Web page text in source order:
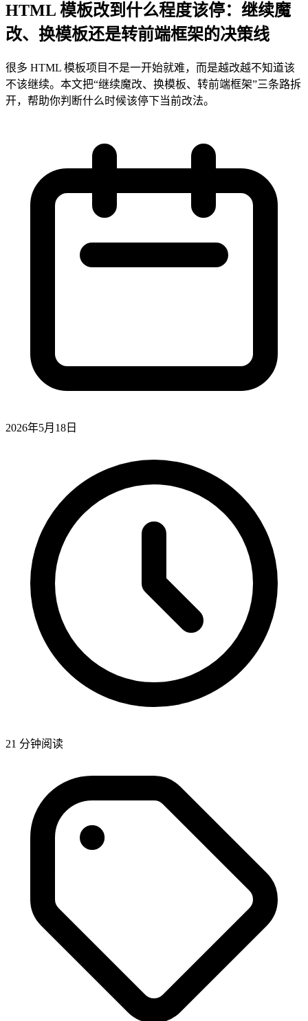
HTML 模板改到什么程度该停：继续魔
改、换模板还是转前端框架的决策线
很多 HTML 模板项目不是一开始就难，而是越改越不知道该
不该继续。本文把“继续魔改、换模板、转前端框架”三条路拆
开，帮助你判断什么时候该停下当前改法。
2026年5月18日
21 分钟阅读